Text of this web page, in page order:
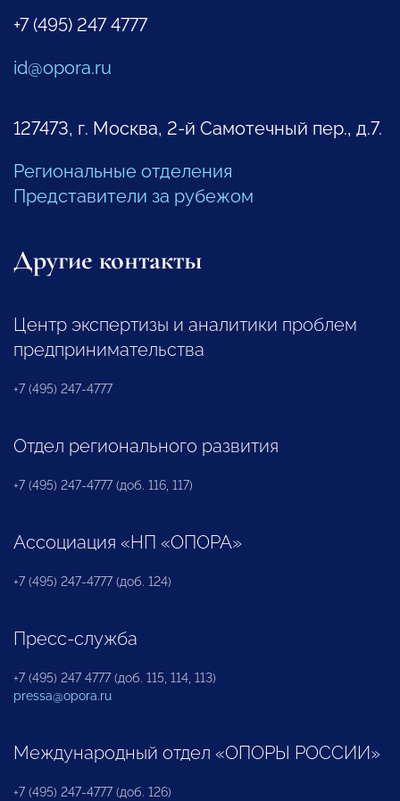
+7 (495) 247 4777
id@opora.ru
127473, г. Москва, 2-й Самотечный пер., д.7.
Региональные отделения
Представители за рубежом
Другие контакты
Центр экспертизы и аналитики проблем
предпринимательства
+7 (495) 247-4777
Отдел регионального развития
+7 (495) 247-4777 (доб. 116, 117)
Ассоциация «НП «ОПОРА»
+7 (495) 247-4777 (доб. 124)
Пресс-служба
+7 (495) 247 4777 (доб. 115, 114, 113)
pressa@opora.ru
Международный отдел «ОПОРЫ РОССИИ»
+7 (495) 247-4777 (доб. 126)